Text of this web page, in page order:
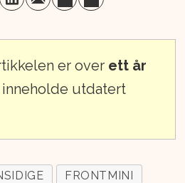
er over ett år
inneholde utdatert
FRONTMINI